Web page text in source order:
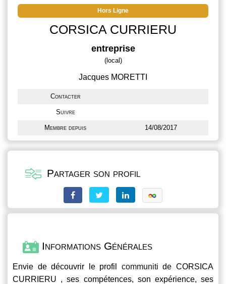
Hors Ligne
CORSICA CURRIERU
entreprise
(local)
Jacques MORETTI
Contacter
Suivre
Membre depuis 14/08/2017
Partager son profil
Informations Générales
Envie de découvrir le profil communiti de CORSICA
CURRIERU , ses compétences, son expérience, ses